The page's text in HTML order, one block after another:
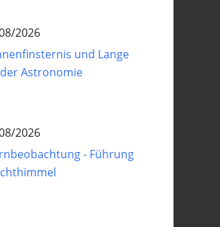
2026
und Lange
Astronomie
2026
- Führung